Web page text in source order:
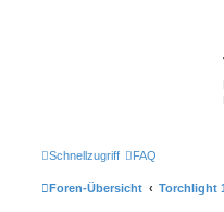
Schnellzugriff FAQ
Foren-Übersicht Torchlight